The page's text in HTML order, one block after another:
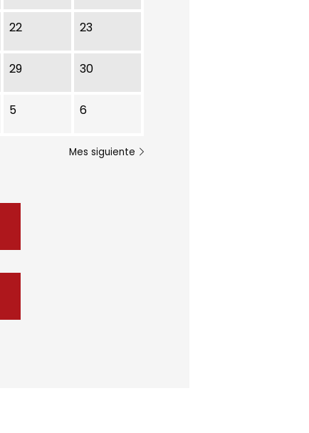
22 23
29 30
5 6
Mes siguiente